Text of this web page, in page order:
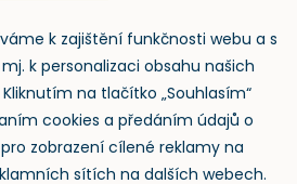
k zajištění funkčnosti webu a s
k personalizaci obsahu našich
na tlačítko „Souhlasím“
cookies a předáním údajů o
zobrazení cílené reklamy na
sítích na dalších webech.